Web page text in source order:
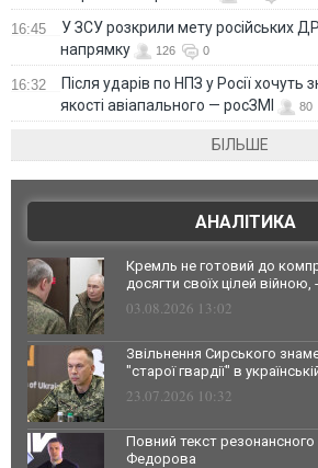
16:45
У ЗСУ розкрили мету російських
напрямку
126 0
16:32
Після ударів по НПЗ у Росії хочуть
якості авіапального — росЗМІ
80
БІЛЬШЕ
АНАЛІТИКА
Кремль не готовий до
досягти своїх цілей
03.08.2026 13:02
Звільнення Сирського
"старої гвардії" в
23.07.2026 10:32
Повний текст
Федорова